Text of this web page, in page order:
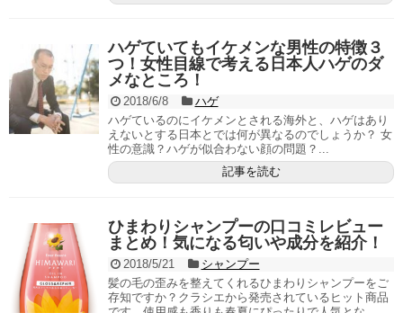
ハゲていてもイケメンな男性の特徴３
つ！女性目線で考える日本人ハゲのダ
メなところ！
2018/6/8
ハゲ
ハゲているのにイケメンとされる海外と、ハゲはあり
えないとする日本とでは何が異なるのでしょうか？ 女
性の意識？ハゲが似合わない顔の問題？...
記事を読む
ひまわりシャンプーの口コミレビュー
まとめ！気になる匂いや成分を紹介！
2018/5/21
シャンプー
髪の毛の歪みを整えてくれるひまわりシャンプーをご
存知ですか？クラシエから発売されているヒット商品